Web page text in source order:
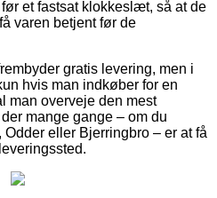
et fastsat klokkeslæt, så at de
varen betjent før de
gratis levering, men i
hvis man indkøber for en
man overveje den mest
mange gange – om du
eller Bjerringbro – er at få